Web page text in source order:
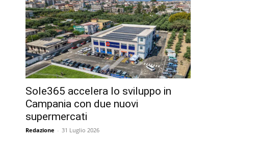
Sole365 accelera lo sviluppo in
Campania con due nuovi
supermercati
Redazione - 31 Luglio 2026